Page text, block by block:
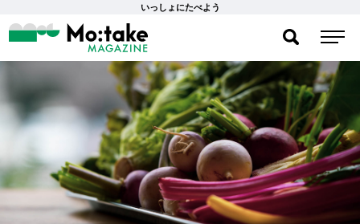
いっしょにたべよう